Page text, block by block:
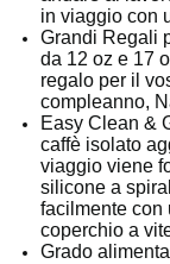
in viaggio con
Grandi Regali
da 12 oz e 17
regalo per il
compleanno,
Easy Clean &
caffè isolato
viaggio viene
silicone a
facilmente con
coperchio a
Grado